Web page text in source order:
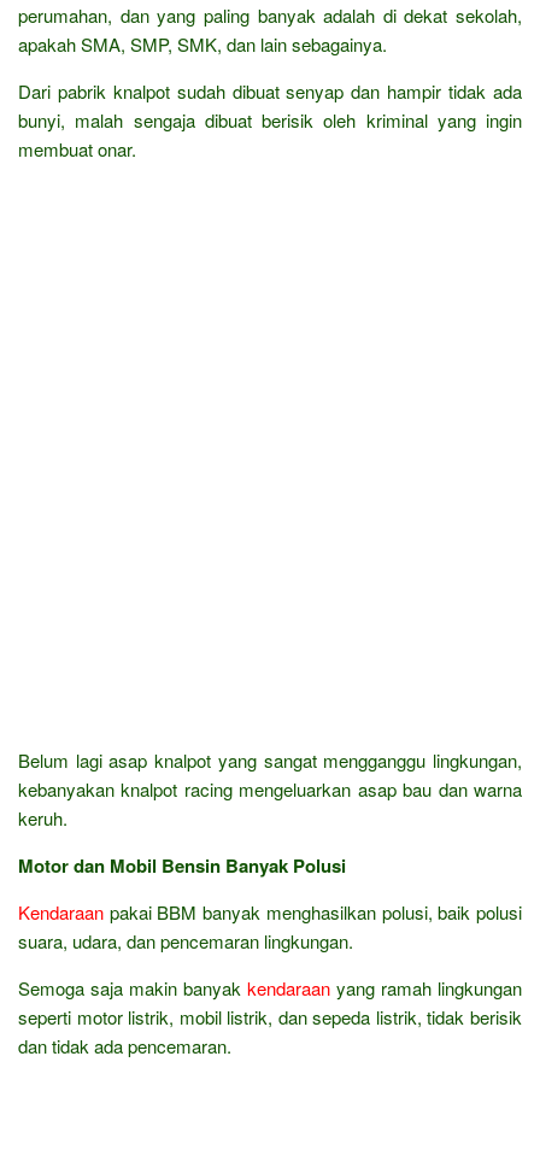
perumahan, dan yang paling banyak adalah di dekat sekolah,
apakah SMA, SMP, SMK, dan lain sebagainya.
Dari pabrik knalpot sudah dibuat senyap dan hampir tidak ada
bunyi, malah sengaja dibuat berisik oleh kriminal yang ingin
membuat onar.
Belum lagi asap knalpot yang sangat mengganggu lingkungan,
kebanyakan knalpot racing mengeluarkan asap bau dan warna
keruh.
Motor dan Mobil Bensin Banyak Polusi
Kendaraan pakai BBM banyak menghasilkan polusi, baik polusi
suara, udara, dan pencemaran lingkungan.
Semoga saja makin banyak kendaraan yang ramah lingkungan
seperti motor listrik, mobil listrik, dan sepeda listrik, tidak berisik
dan tidak ada pencemaran.